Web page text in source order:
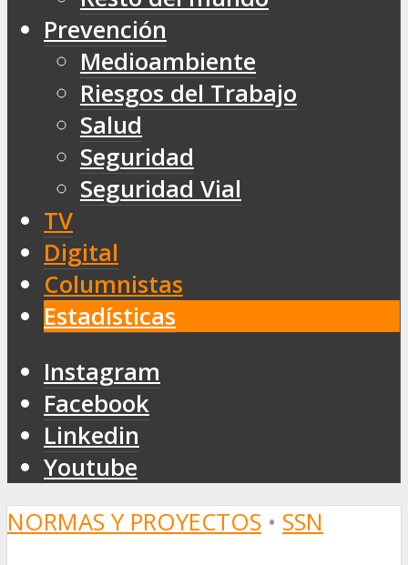
Prevención
Medioambiente
Riesgos del Trabajo
Salud
Seguridad
Seguridad Vial
TV
Digital
Columnistas
Estadísticas
Instagram
Facebook
Linkedin
Youtube
NORMAS Y PROYECTOS • SSN